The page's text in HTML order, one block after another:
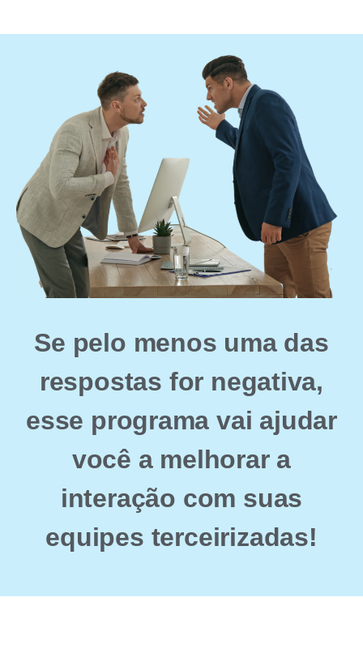
Se pelo menos uma das
respostas for negativa,
esse programa vai ajudar
você a melhorar a
interação com suas
equipes terceirizadas!